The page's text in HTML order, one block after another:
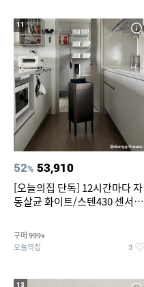
11
52% 53,910
[오늘의집 단독] 12시간마다 자
동살균 화이트/스텐430 센서휴
구매 999+
오늘의집 3
13